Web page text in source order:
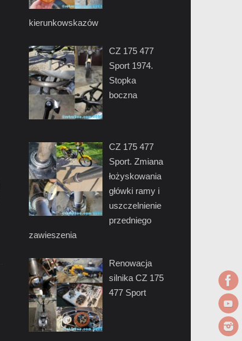
kierunkowskazów
CZ 175 477
Sport 1974.
Stopka
boczna
CZ 175 477
Sport. Zmiana
łożyskowania
główki ramy i
uszczelnienie
przedniego
zawieszenia
Renowacja
silnika CZ 175
477 Sport